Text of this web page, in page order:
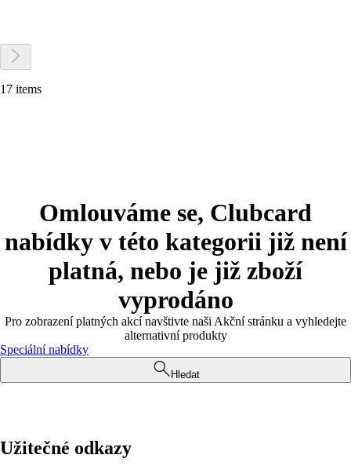
17 items
Omlouváme se, Clubcard
nabídky v této kategorii již není
platná, nebo je již zboží
vyprodáno
Pro zobrazení platných akcí navštivte naši Akční stránku a vyhledejte
alternativní produkty
Speciální nabídky
Hledat
Užitečné odkazy